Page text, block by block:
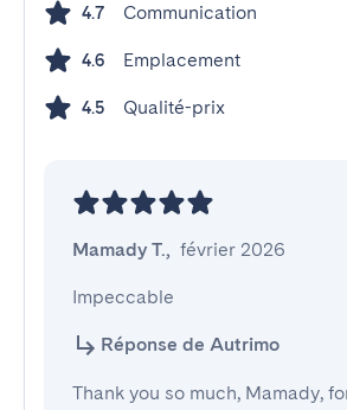
4.7 Communication
4.6 Emplacement
4.5 Qualité-prix
Mamady T., février 2026
Impeccable
Réponse de Autrimo
Thank you so much, Mamady,